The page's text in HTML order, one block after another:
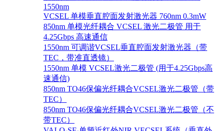
1550nm
VCSEL 单模垂直腔面发射激光器 760nm 0.3mW
850nm 单模光纤耦合 VCSEL 激光二极管 用于
4.25Gbps 高速通信
1550nm 可调谐VCSEL垂直腔面发射激光器（带
TEC，带准直透镜）
1550nm 单模 VCSEL激光二极管 (用于4.25Gbps高
速通信)
850nm TO46保偏光纤耦合VCSEL激光二极管（带
TEC）
850nm TO46保偏光纤耦合VCSEL激光二极管（不
带TEC）